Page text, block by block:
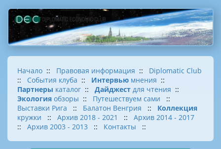
Начало :: Правовая информация :: Diplomatic Club
:: События клуба :: Интервью мнения ::
Партнеры каталог :: Дайджест для чтения ::
Экология обзоры :: Путешествуем сами
::
Выставки Рига
:: Балатон Венгрия :: Коллекция
кружки
:: Архив 2018 - 2021 :: Архив 2014 - 2017
:: Архив 2003 - 2013 :: Контакты ::